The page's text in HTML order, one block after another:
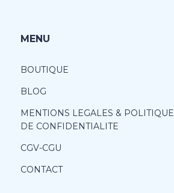
MENU
BOUTIQUE
BLOG
MENTIONS LEGALES & POLITIQUE
DE CONFIDENTIALITE
CGV-CGU
CONTACT